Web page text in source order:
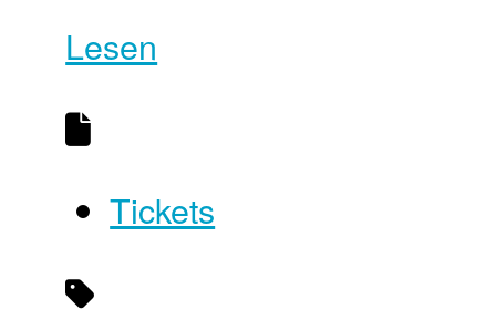
Lesen
Tickets